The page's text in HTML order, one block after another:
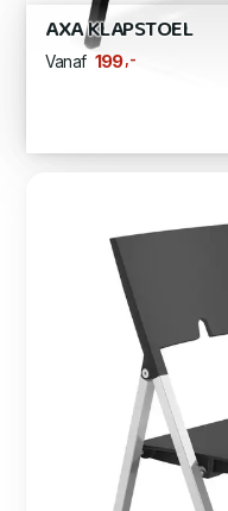
AXA KLAPSTOEL
Vanaf 199,-